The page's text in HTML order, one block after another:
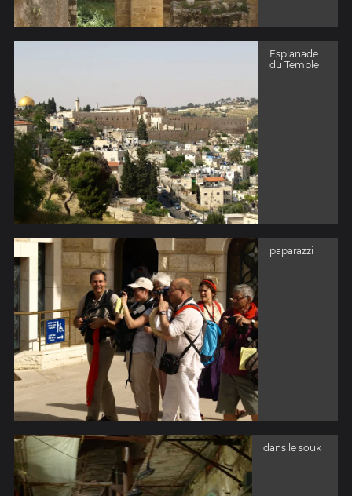
Esplanade
du Temple
paparazzi
dans le souk